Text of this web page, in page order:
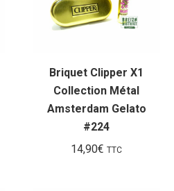
Briquet Clipper X1
Collection Métal
Amsterdam Gelato
#224
14,90€ TTC